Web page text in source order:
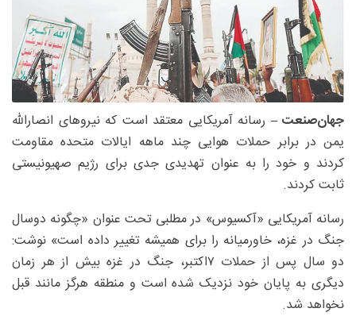
جهان‌صنعت – رسانه آمریکایی معتقد است که نیروهای انصارالله
یمن در برابر حملات هوایی چند ماهه ایالات ‌متحده مقاومت
کردند و خود را به عنوان تهدیدی جدی برای رژیم صهیونیستی
ثابت کردند.
رسانه آمریکایی «آکسیوس» در مطلبی تحت عنوان «چگونه دوسال
جنگ در غزه، خاورمیانه را برای همیشه تغییر داده است» نوشت:
دو سال پس از حملات ۷اکتبر، جنگ در غزه بیش از هر زمان
دیگری به پایان خود نزدیک شده است و منطقه هرگز مانند قبل
نخواهد شد.